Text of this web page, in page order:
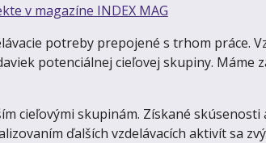
v magazíne INDEX MAG
potreby prepojené s trhom práce.
potenciálnej cieľovej skupiny.
cieľovými skupinám. Získané
ďalších vzdelávacích aktivít sa